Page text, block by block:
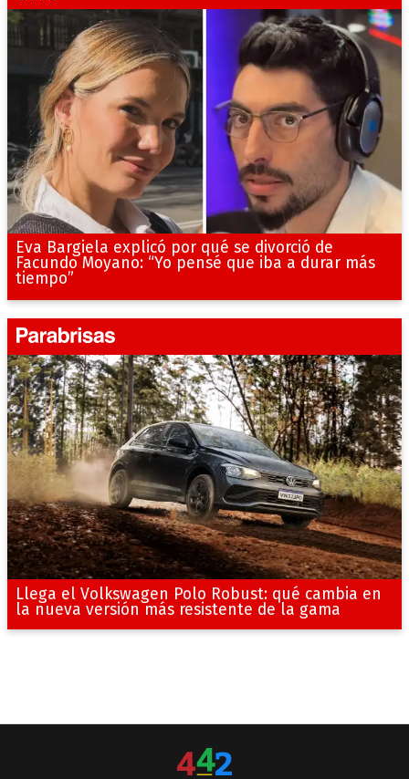
Eva Bargiela explicó por qué se divorció de
Facundo Moyano: “Yo pensé que iba a durar más
tiempo”
Llega el Volkswagen Polo Robust: qué cambia en
la nueva versión más resistente de la gama